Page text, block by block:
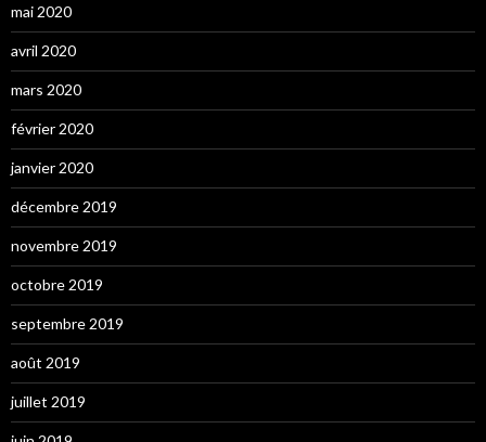
mai 2020
avril 2020
mars 2020
février 2020
janvier 2020
décembre 2019
novembre 2019
octobre 2019
septembre 2019
août 2019
juillet 2019